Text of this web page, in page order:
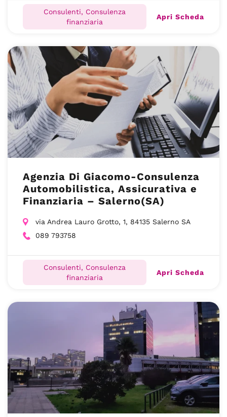
Consulenti, Consulenza
finanziaria
Apri Scheda
Agenzia Di Giacomo-Consulenza
Automobilistica, Assicurativa e
Finanziaria – Salerno(SA)
via Andrea Lauro Grotto, 1, 84135 Salerno SA
089 793758
Consulenti, Consulenza
finanziaria
Apri Scheda